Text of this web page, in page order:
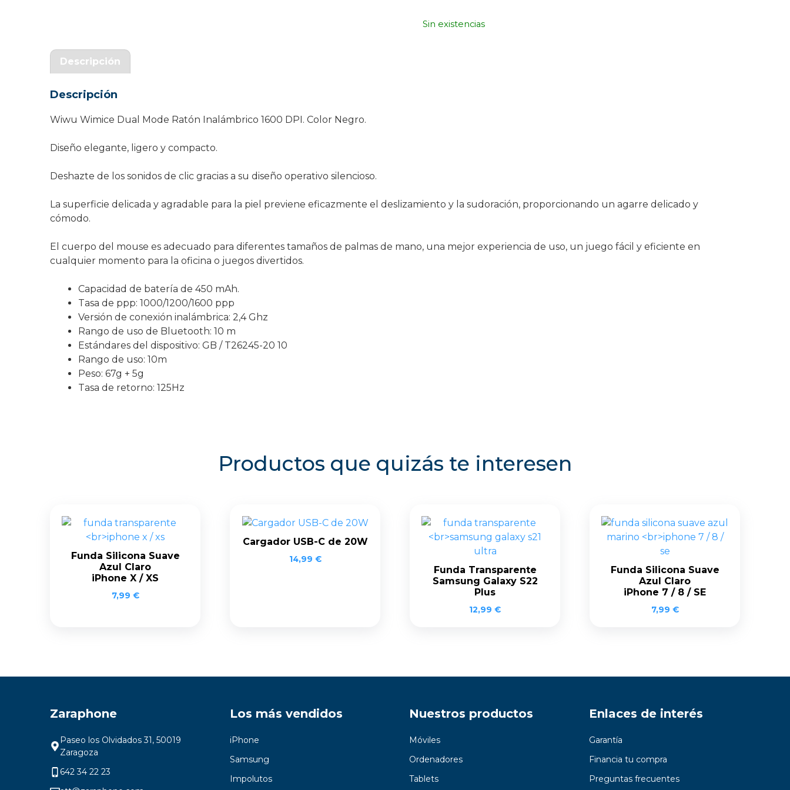
Sin existencias
Descripción
Descripción
Wiwu Wimice Dual Mode Ratón Inalámbrico 1600 DPI. Color Negro.
Diseño elegante, ligero y compacto.
Deshazte de los sonidos de clic gracias a su diseño operativo silencioso.
La superficie delicada y agradable para la piel previene eficazmente el deslizamiento y la sudoración, proporcionando un agarre delicado y
cómodo.
El cuerpo del mouse es adecuado para diferentes tamaños de palmas de mano, una mejor experiencia de uso, un juego fácil y eficiente en
cualquier momento para la oficina o juegos divertidos.
Capacidad de batería de 450 mAh.
Tasa de ppp: 1000/1200/1600 ppp
Versión de conexión inalámbrica: 2,4 Ghz
Rango de uso de Bluetooth: 10 m
Estándares del dispositivo: GB / T26245-20 10
Rango de uso: 10m
Peso: 67g + 5g
Tasa de retorno: 125Hz
Productos que quizás te interesen
Funda Silicona Suave
Azul Claro
iPhone X / XS
7,99 €
Cargador USB-C de 20W
14,99 €
Funda Transparente
Samsung Galaxy S22
Plus
12,99 €
Funda Silicona Suave
Azul Claro
iPhone 7 / 8 / SE
7,99 €
Zaraphone
Paseo los Olvidados 31, 50019
Zaragoza
642 34 22 23
Los más vendidos
iPhone
Samsung
Impolutos
Nuestros productos
Móviles
Ordenadores
Tablets
Enlaces de interés
Garantía
Financia tu compra
Preguntas frecuentes